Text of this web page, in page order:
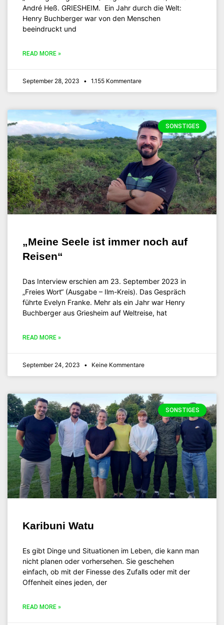
André Heß. GRIESHEIM. Ein Jahr durch die Welt:
Henry Buchberger war von den Menschen
beeindruckt und
READ MORE »
September 28, 2023 1.155 Kommentare
SONSTIGES
„Meine Seele ist immer noch auf
Reisen“
Das Interview erschien am 23. September 2023 in
„Freies Wort“ (Ausgabe – Ilm-Kreis). Das Gespräch
führte Evelyn Franke. Mehr als ein Jahr war Henry
Buchberger aus Griesheim auf Weltreise, hat
READ MORE »
September 24, 2023 Keine Kommentare
SONSTIGES
Karibuni Watu
Es gibt Dinge und Situationen im Leben, die kann man
nicht planen oder vorhersehen. Sie geschehen
einfach, ob mit der Finesse des Zufalls oder mit der
Offenheit eines jeden, der
READ MORE »